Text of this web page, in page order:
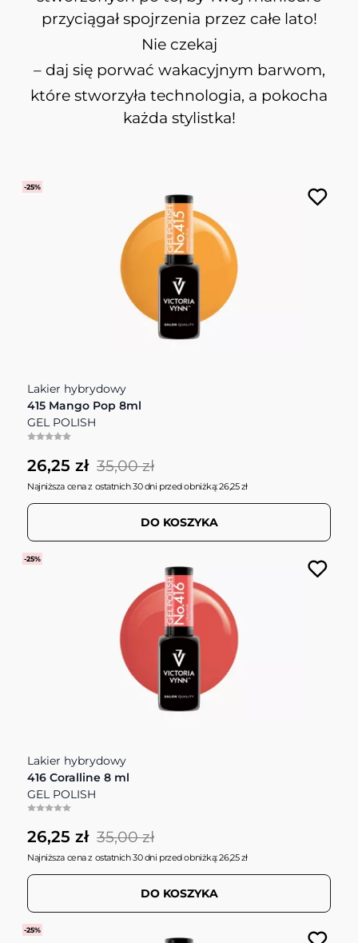
przyciągał spojrzenia przez całe lato!
Nie czekaj
– daj się porwać wakacyjnym barwom,
które stworzyła technologia, a pokocha
każda stylistka!
-25%
Lakier hybrydowy
415 Mango Pop 8ml
GEL POLISH
26,25 zł 35,00 zł
Najniższa cena z ostatnich 30 dni przed obniżką: 26,25 zł
DO KOSZYKA
-25%
Lakier hybrydowy
416 Coralline 8 ml
GEL POLISH
26,25 zł 35,00 zł
Najniższa cena z ostatnich 30 dni przed obniżką: 26,25 zł
DO KOSZYKA
-25%